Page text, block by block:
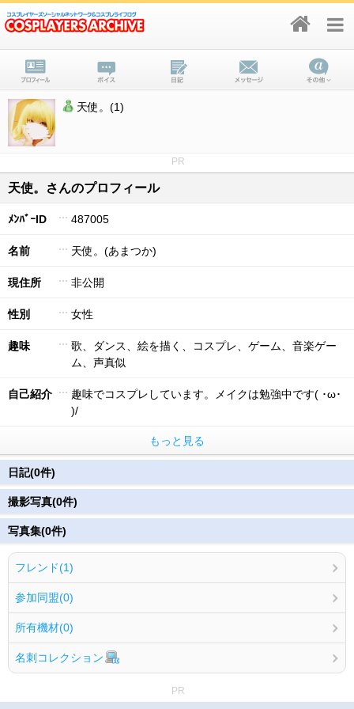
天使。(1)
PR
天使。さんのプロフィール
ﾒﾝﾊﾞｰID 487005
名前 天使。(あまつか)
現住所 非公開
性別 女性
趣味
歌、ダンス、絵を描く、コスプレ、ゲーム、音楽ゲー
ム、声真似
自己紹介
趣味でコスプレしています。メイクは勉強中です( ･ω･
)/
もっと見る
日記(0件)
撮影写真(0件)
写真集(0件)
フレンド(1)
参加同盟(0)
所有機材(0)
名刺コレクション
PR